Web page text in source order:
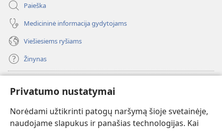
Privatumo nustatymai
Norėdami užtikrinti patogų naršymą šioje svetainėje,
naudojame slapukus ir panašias technologijas. Kai
Paieška
Medicininė informacija gydytojams
Viešiesiems ryšiams
Žinynas
(atsiveria
naujas
langas)Sargybos bokšto INTERNETINĖ BIBLIOTEKA
(atsiveria
naujas